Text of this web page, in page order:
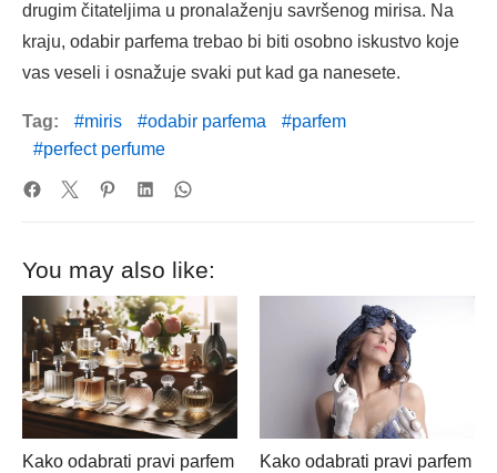
drugim čitateljima u pronalaženju savršenog mirisa. Na
kraju, odabir parfema trebao bi biti osobno iskustvo koje
vas veseli i osnažuje svaki put kad ga nanesete.
Tag: miris odabir parfema
parfem
perfect perfume
You may also like:
Kako odabrati pravi parfem
Kako odabrati pravi parfem